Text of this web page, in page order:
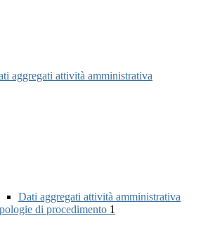
aggregati attività amministrativa
Dati aggregati attività amministrativa
di procedimento 1